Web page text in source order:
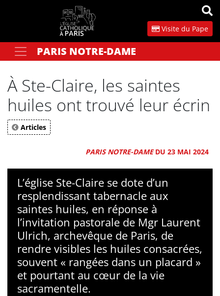
Visite du Pape
Votre recherchePARIS NOTRE-DAME
À Ste-Claire, les saintes
huiles ont trouvé leur écrin
Articles
PARIS NOTRE-DAMEDU 23 MAI 2024
L’église Ste-Claire se dote d’un
resplendissant tabernacle aux
saintes huiles, en réponse à
l’invitation pastorale de Mgr Laurent
Ulrich, archevêque de Paris, de
rendre visibles les huiles consacrées,
souvent « rangées dans un placard »
et pourtant au cœur de la vie
sacramentelle.
Panneau de gestion des cookies